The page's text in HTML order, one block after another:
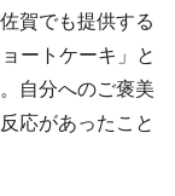
賀でも提供する
ートケーキ」と
自分へのご褒美
応があったこと